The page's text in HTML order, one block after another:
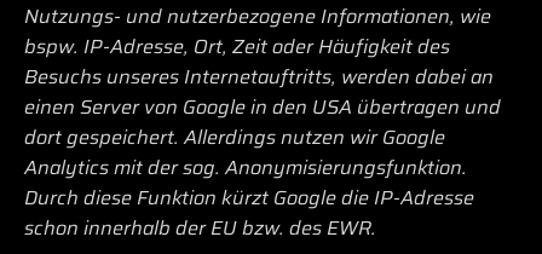
Nutzungs- und nutzerbezogene Informationen, wie
bspw. IP-Adresse, Ort, Zeit oder Häufigkeit des
Besuchs unseres Internetauftritts, werden dabei an
einen Server von Google in den USA übertragen und
dort gespeichert. Allerdings nutzen wir Google
Analytics mit der sog. Anonymisierungsfunktion.
Durch diese Funktion kürzt Google die IP-Adresse
schon innerhalb der EU bzw. des EWR.